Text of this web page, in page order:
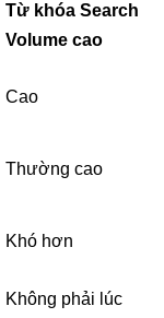
Từ khóa Search
Volume cao
Cao
Thường cao
Khó hơn
Không phải lúc